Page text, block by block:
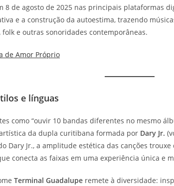
8 de agosto de 2025 nas principais plataformas
e a construção da autoestima, trazendo
e outras sonoridades contemporâneas.
de Amor Próprio
e línguas
como “ouvir 10 bandas diferentes no mesmo
da dupla curitibana formada por Dary Jr.
Dary Jr., a amplitude estética das canções
conecta as faixas em uma experiência única e
Terminal Guadalupe remete à diversidade: